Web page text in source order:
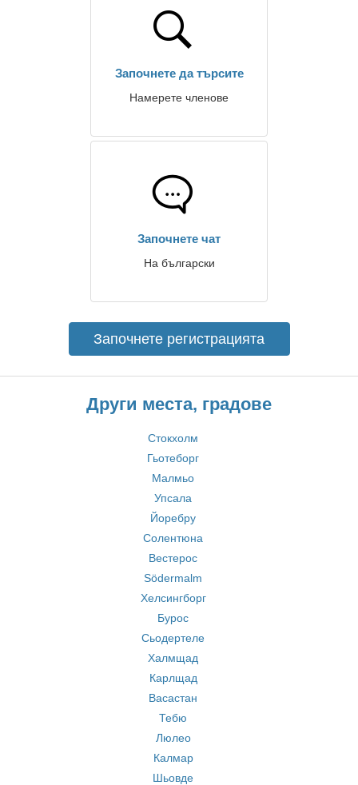
Започнете да търсите
Намерете членове
Започнете чат
На български
Започнете регистрацията
Други места, градове
Стокхолм
Гьотеборг
Малмьо
Упсала
Йоребру
Солентюна
Вестерос
Södermalm
Хелсингборг
Бурос
Сьодертеле
Халмщад
Карлщад
Васастан
Тебю
Люлео
Калмар
Шьовде